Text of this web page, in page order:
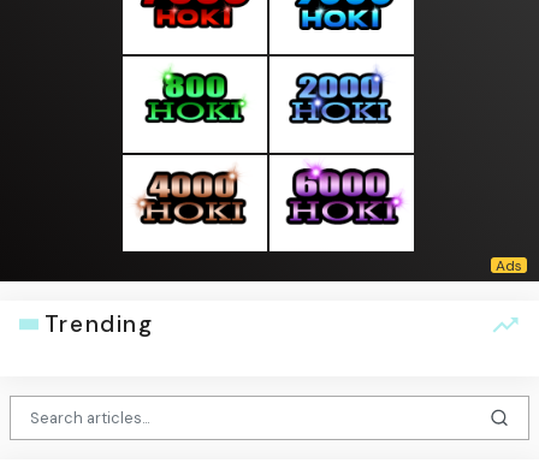
Trending